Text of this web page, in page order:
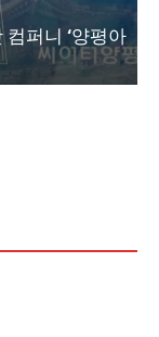
퍼니 ‘양평아